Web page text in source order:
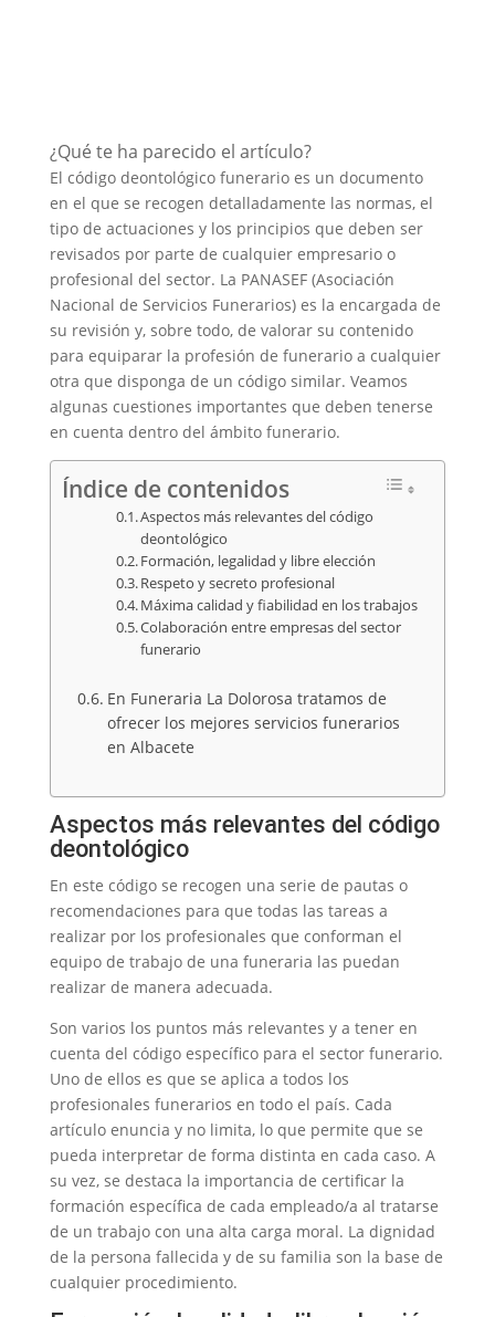
¿Qué te ha parecido el artículo?
El código deontológico funerario es un documento
en el que se recogen detalladamente las normas, el
tipo de actuaciones y los principios que deben ser
revisados por parte de cualquier empresario o
profesional del sector. La PANASEF (Asociación
Nacional de Servicios Funerarios) es la encargada de
su revisión y, sobre todo, de valorar su contenido
para equiparar la profesión de funerario a cualquier
otra que disponga de un código similar. Veamos
algunas cuestiones importantes que deben tenerse
en cuenta dentro del ámbito funerario.
Índice de contenidos
Aspectos más relevantes del código
deontológico
Formación, legalidad y libre elección
Respeto y secreto profesional
Máxima calidad y fiabilidad en los trabajos
Colaboración entre empresas del sector
funerario
En Funeraria La Dolorosa tratamos de
ofrecer los mejores servicios funerarios
en Albacete
Aspectos más relevantes del código
deontológico
En este código se recogen una serie de pautas o
recomendaciones para que todas las tareas a
realizar por los profesionales que conforman el
equipo de trabajo de una funeraria las puedan
realizar de manera adecuada.
Son varios los puntos más relevantes y a tener en
cuenta del código específico para el sector funerario.
Uno de ellos es que se aplica a todos los
profesionales funerarios en todo el país. Cada
artículo enuncia y no limita, lo que permite que se
pueda interpretar de forma distinta en cada caso. A
su vez, se destaca la importancia de certificar la
formación específica de cada empleado/a al tratarse
de un trabajo con una alta carga moral. La dignidad
de la persona fallecida y de su familia son la base de
cualquier procedimiento.